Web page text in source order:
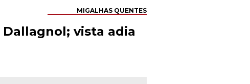
MIGALHAS QUENTES
vista adia